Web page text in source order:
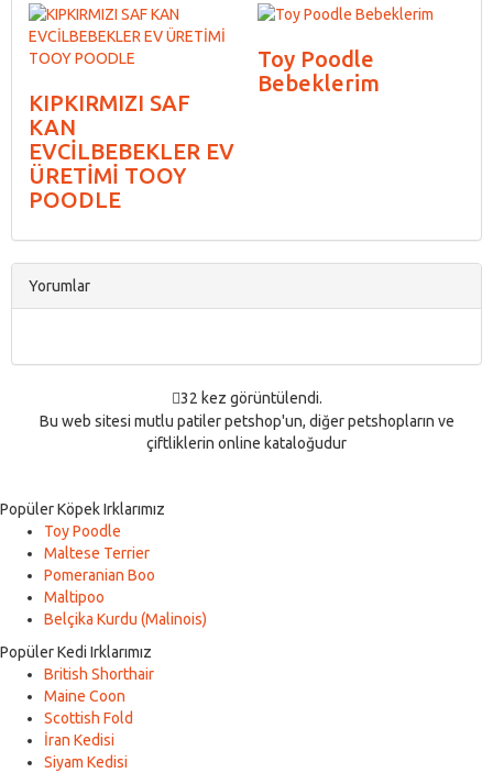
KIPKIRMIZI SAF
KAN
EVCİLBEBEKLER EV
ÜRETİMİ TOOY
POODLE
Toy Poodle
Bebeklerim
Yorumlar
32 kez görüntülendi.
Bu web sitesi mutlu patiler petshop'un, diğer petshopların ve
çiftliklerin online kataloğudur
Popüler Köpek Irklarımız
Toy Poodle
Maltese Terrier
Pomeranian Boo
Maltipoo
Belçika Kurdu (Malinois)
Popüler Kedi Irklarımız
British Shorthair
Maine Coon
Scottish Fold
İran Kedisi
Siyam Kedisi